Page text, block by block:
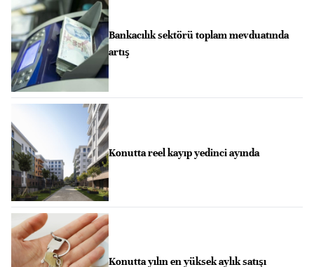
Bankacılık sektörü toplam mevduatında
artış
Konutta reel kayıp yedinci ayında
Konutta yılın en yüksek aylık satışı